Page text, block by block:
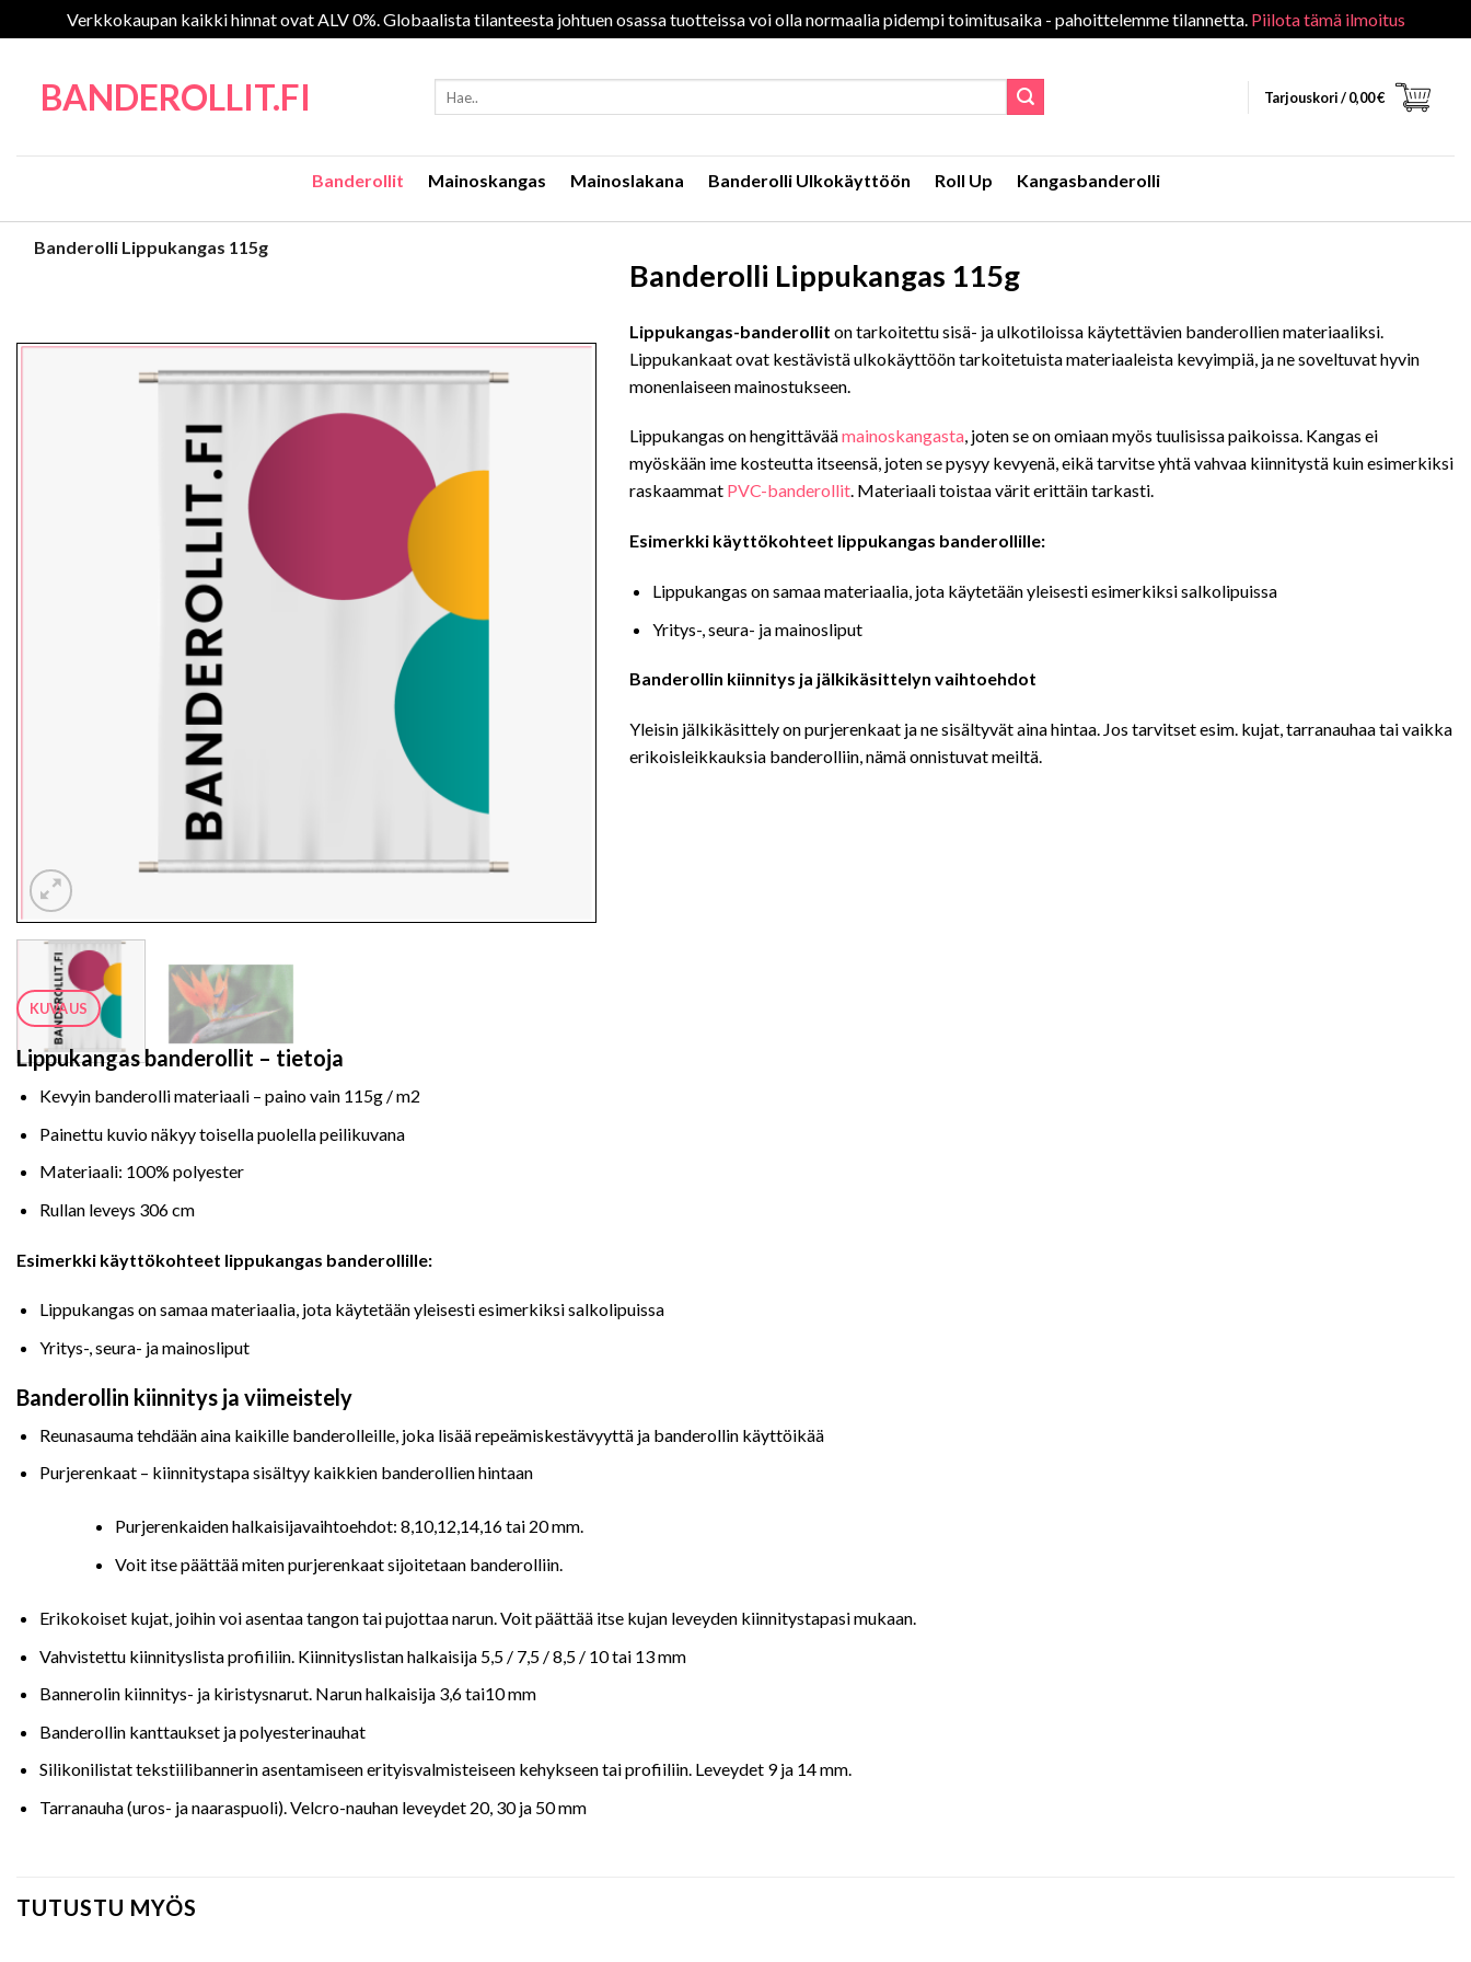
Verkkokaupan kaikki hinnat ovat ALV 0%. Globaalista tilanteesta johtuen osassa tuotteissa voi olla normaalia pidempi toimitusaika - pahoittelemme tilannetta. Piilota tämä ilmoitus
contentBANDEROLLIT.FI Tarjouskori /0,00€
Banderollit Mainoskangas Mainoslakana Banderolli Ulkokäyttöön Roll Up Kangasbanderolli
Banderolli Lippukangas 115g
Banderolli Lippukangas 115g
Lippukangas-banderollit on tarkoitettu sisä- ja ulkotiloissa käytettävien banderollien materiaaliksi.
Lippukankaat ovat kestävistä ulkokäyttöön tarkoitetuista materiaaleista kevyimpiä, ja ne soveltuvat hyvin
monenlaiseen mainostukseen.
Lippukangas on hengittäväämainoskangasta, joten se on omiaan myös tuulisissa paikoissa. Kangas ei
myöskään ime kosteutta itseensä, joten se pysyy kevyenä, eikä tarvitse yhtä vahvaa kiinnitystä kuin esimerkiksi
raskaammat PVC-banderollit. Materiaali toistaa värit erittäin tarkasti.
Esimerkki käyttökohteet lippukangas banderollille:
Lippukangas on samaa materiaalia, jota käytetään yleisesti esimerkiksi salkolipuissa
Yritys-, seura- ja mainosliput
Banderollin kiinnitys ja jälkikäsittelyn vaihtoehdot
Yleisin jälkikäsittely on purjerenkaat ja ne sisältyvät aina hintaa. Jos tarvitset esim. kujat, tarranauhaa tai vaikka
erikoisleikkauksia banderolliin, nämä onnistuvat meiltä.
KUVAUS
Lippukangas banderollit – tietoja
Kevyin banderolli materiaali – paino vain 115g / m2
Painettu kuvio näkyy toisella puolella peilikuvana
Materiaali: 100% polyester
Rullan leveys 306 cm
Esimerkki käyttökohteet lippukangas banderollille:
Lippukangas on samaa materiaalia, jota käytetään yleisesti esimerkiksi salkolipuissa
Yritys-, seura- ja mainosliput
Banderollin kiinnitys ja viimeistely
Reunasauma tehdään aina kaikille banderolleille, joka lisää repeämiskestävyyttä ja banderollin käyttöikää
Purjerenkaat – kiinnitystapa sisältyy kaikkien banderollien hintaan
Purjerenkaiden halkaisijavaihtoehdot: 8,10,12,14,16 tai 20 mm.
Voit itse päättää miten purjerenkaat sijoitetaan banderolliin.
Erikokoiset kujat, joihin voi asentaa tangon tai pujottaa narun. Voit päättää itse kujan leveyden kiinnitystapasi mukaan.
Vahvistettu kiinnityslista profiiliin. Kiinnityslistan halkaisija 5,5 / 7,5 / 8,5 / 10 tai 13 mm
Bannerolin kiinnitys- ja kiristysnarut. Narun halkaisija 3,6 tai10 mm
Banderollin kanttaukset ja polyesterinauhat
Silikonilistat tekstiilibannerin asentamiseen erityisvalmisteiseen kehykseen tai profiiliin. Leveydet 9 ja 14 mm.
Tarranauha (uros- ja naaraspuoli). Velcro-nauhan leveydet 20, 30 ja 50 mm
TUTUSTU MYÖS